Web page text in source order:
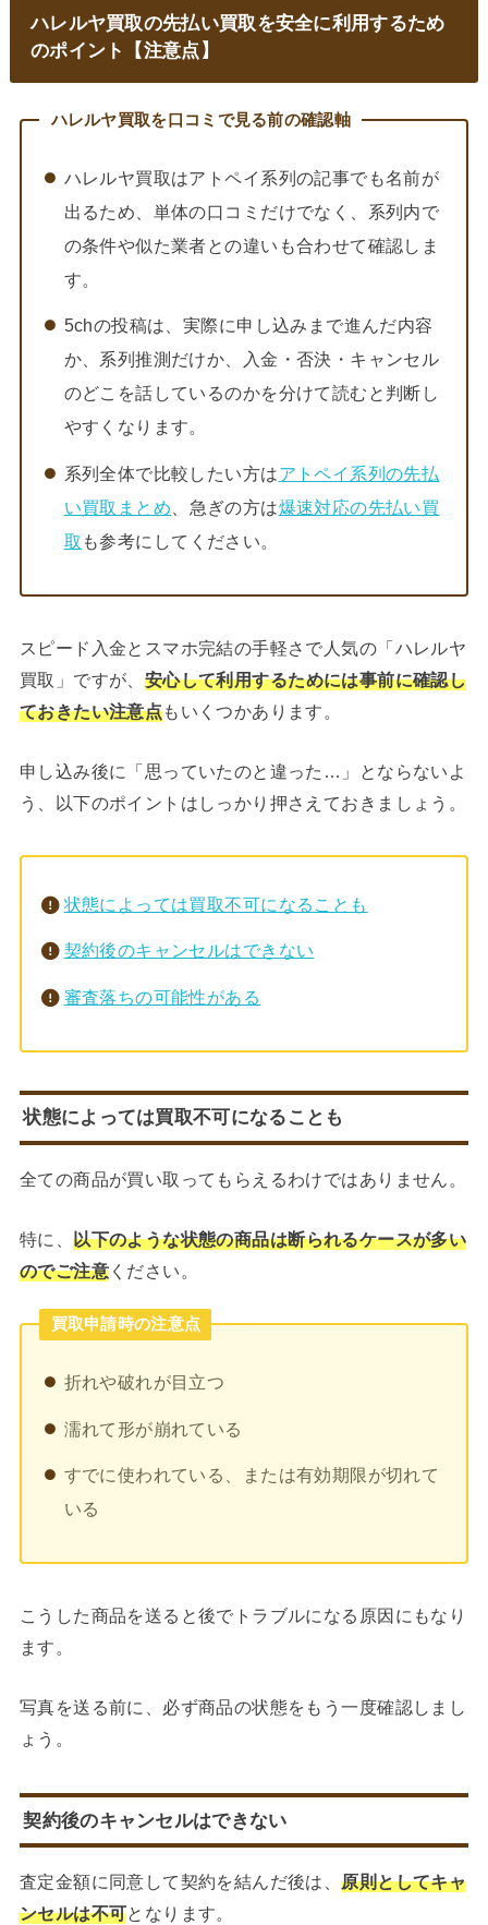
ハレルヤ買取の先払い買取を安全に利用するため
のポイント【注意点】
ハレルヤ買取を口コミで見る前の確認軸
ハレルヤ買取はアトペイ系列の記事でも名前が
出るため、単体の口コミだけでなく、系列内で
の条件や似た業者との違いも合わせて確認しま
す。
5chの投稿は、実際に申し込みまで進んだ内容
か、系列推測だけか、入金・否決・キャンセル
のどこを話しているのかを分けて読むと判断し
やすくなります。
系列全体で比較したい方はアトペイ系列の先払
い買取まとめ 、急ぎの方は爆速対応の先払い買
取 も参考にしてください。
スピード入金とスマホ完結の手軽さで人気の「ハレルヤ
買取」ですが、 安心して利用するためには事前に確認し
ておきたい注意点もいくつかあります。
申し込み後に「思っていたのと違った…」とならないよ
う、以下のポイントはしっかり押さえておきましょう。
状態によっては買取不可になることも
契約後のキャンセルはできない
審査落ちの可能性がある
状態によっては買取不可になることも
全ての商品が買い取ってもらえるわけではありません。
特に、以下のような状態の商品は断られるケースが多い
のでご注意ください。
買取申請時の注意点
折れや破れが目立つ
濡れて形が崩れている
すでに使われている、または有効期限が切れて
いる
こうした商品を送ると後でトラブルになる原因にもなり
ます。
写真を送る前に、必ず商品の状態をもう一度確認しまし
ょう。
契約後のキャンセルはできない
査定金額に同意して契約を結んだ後は、 原則としてキャ
ンセルは不可となります。